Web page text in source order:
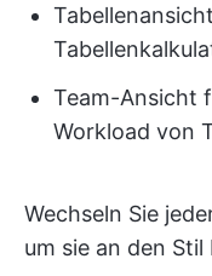
Team-Ansicht
Workload von
Wechseln Sie
um sie an den